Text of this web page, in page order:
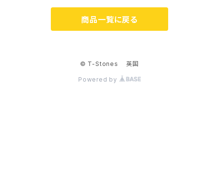
ケルティック アンド シンボルネックレス
ジェムストーンブレスレット
霊気アチューンメント オンライン（ZOOM） 対面
ストーンカウンセリング オンライン（ZOOM）
商品一覧に戻る
© T-Stones 英国
Powered by